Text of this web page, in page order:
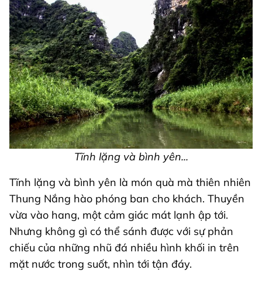
Tĩnh lặng và bình yên...
Tĩnh lặng và bình yên là món quà mà thiên nhiên
Thung Nắng hào phóng ban cho khách. Thuyền
vừa vào hang, một cảm giác mát lạnh ập tới.
Nhưng không gì có thể sánh được với sự phản
chiếu của những nhũ đá nhiều hình khối in trên
mặt nước trong suốt, nhìn tới tận đáy.